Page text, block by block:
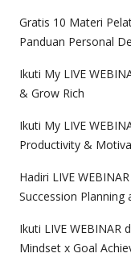
Gratis 10 Materi
Panduan Personal
Ikuti My LIVE
& Grow Rich
Ikuti My LIVE
Productivity &
Hadiri LIVE
Succession Planning
Ikuti LIVE
Mindset x Goal